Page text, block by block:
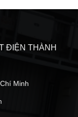
ĐIỆN THÀNH
Minh